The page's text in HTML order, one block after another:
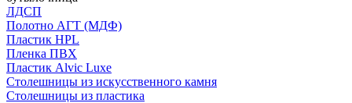
ЛДСП
Полотно АГТ (МДФ)
Пластик HPL
Пленка ПВХ
Пластик Alvic Luxe
Столешницы из искусственного камня
Столешницы из пластика